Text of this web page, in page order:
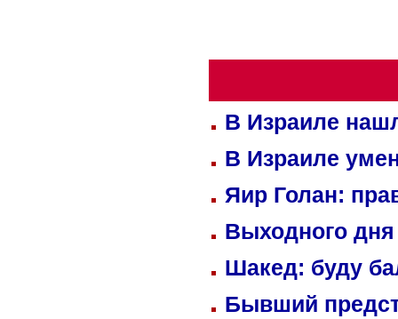
В Израиле
В Израиле
Яир Голан:
Выходного
Шакед: буду
Бывший